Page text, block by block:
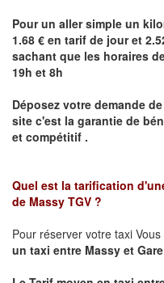
Pour un aller simple un
1.68 € en tarif de jour et
sachant que les horaires
19h et 8h
Déposez votre demande
site c'est la garantie de
et compétitif .
Quel est la tarification
de Massy TGV ?
Pour réserver votre taxi
un taxi entre Massy et